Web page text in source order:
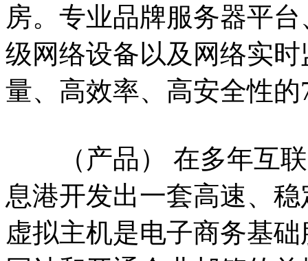
房。专业品牌服务器平
级网络设备以及网络实
量、高效率、高安全性
（产品） 在多年互联
息港开发出一套高速、
虚拟主机是电子商务基